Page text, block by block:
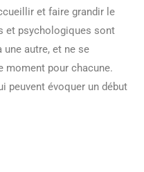
et faire grandir le
et psychologiques sont
une autre, et ne se
moment pour chacune.
peuvent évoquer un début